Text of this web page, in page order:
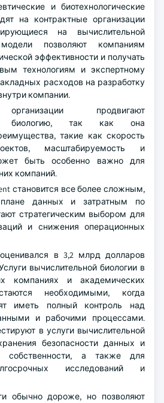
и биотехнологические
на контрактные организации
на вычислительной
позволяют компаниям
эффективности и получать
технологиям и экспертному
расходов на разработку
компании.
продвигают
биологию, так как она
такие как скорость
масштабируемость и
быть особенно важно для
компаний.
становится все более сложным,
данных и затратным по
стратегическим выбором для
и снижения операционных
в 3,2 млрд долларов
вычислительной биологии в
компаниях и академических
необходимыми, когда
иметь полный контроль над
и рабочими процессами.
в услуги вычислительной
безопасности данных и
собственности, а также для
исследований и
обычно дороже, но позволяют